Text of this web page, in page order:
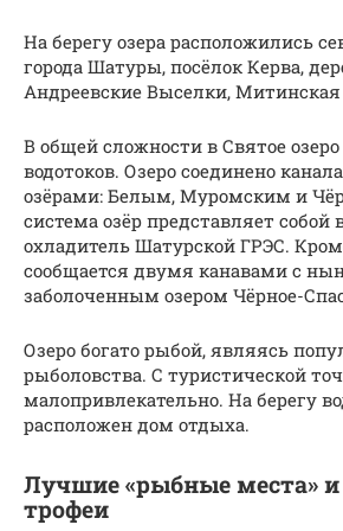
На берегу озера расположились
города Шатуры, посёлок Керва,
Андреевские Выселки,
В общей сложности в Святое озеро
водотоков. Озеро соединено
озёрами: Белым, Муромским и
система озёр представляет собой
охладитель Шатурской ГРЭС.
сообщается двумя канавами с
заболоченным озером Чёрное-
Озеро богато рыбой, являясь
рыболовства. С туристической
малопривлекательно. На берегу
расположен дом отдыха.
Лучшие «рыбные места»
трофеи